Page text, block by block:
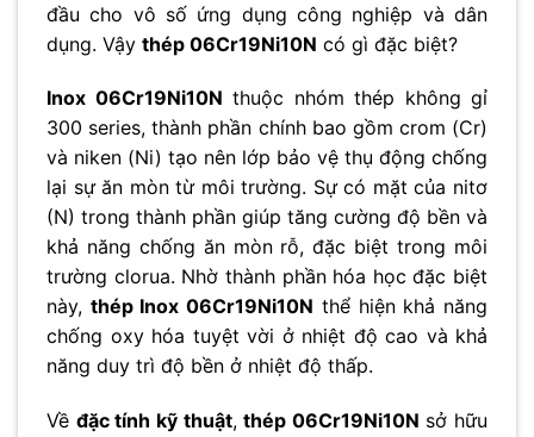
đầu cho vô số ứng dụng công nghiệp và dân
dụng. Vậy thép 06Cr19Ni10N có gì đặc biệt?
Inox 06Cr19Ni10N thuộc nhóm thép không gỉ
300 series, thành phần chính bao gồm crom (Cr)
và niken (Ni) tạo nên lớp bảo vệ thụ động chống
lại sự ăn mòn từ môi trường. Sự có mặt của nitơ
(N) trong thành phần giúp tăng cường độ bền và
khả năng chống ăn mòn rỗ, đặc biệt trong môi
trường clorua. Nhờ thành phần hóa học đặc biệt
này, thép Inox 06Cr19Ni10N thể hiện khả năng
chống oxy hóa tuyệt vời ở nhiệt độ cao và khả
năng duy trì độ bền ở nhiệt độ thấp.
Về đặc tính kỹ thuật,thép 06Cr19Ni10N sở hữu